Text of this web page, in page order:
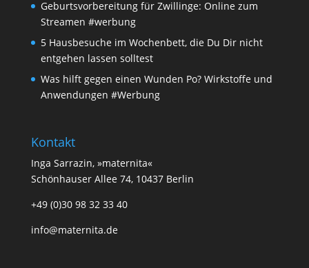
Geburtsvorbereitung für Zwillinge: Online zum
Streamen #werbung
5 Hausbesuche im Wochenbett, die Du Dir nicht
entgehen lassen solltest
Was hilft gegen einen Wunden Po? Wirkstoffe und
Anwendungen #Werbung
Kontakt
Inga Sarrazin, »maternita«
Schönhauser Allee 74, 10437 Berlin
+49 (0)30 98 32 33 40
info@maternita.de